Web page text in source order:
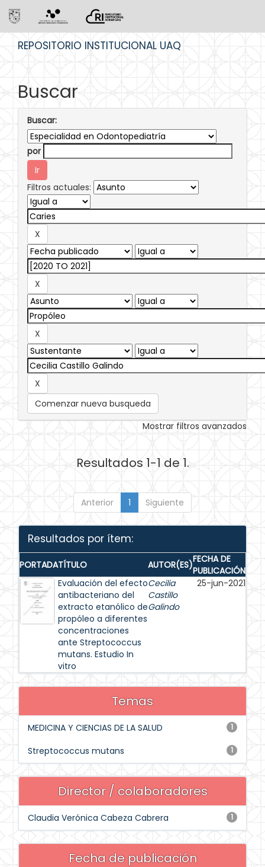
REPOSITORIO INSTITUCIONAL UAQ
Buscar
Buscar:
por
Filtros actuales:
Comenzar nueva busqueda
Mostrar filtros avanzados
Resultados 1-1 de 1.
Anterior 1 Siguiente
Resultados por ítem:
PORTADATÍTULO AUTOR(ES)FECHA DE
PUBLICACIÓN
Evaluación del efecto
antibacteriano del
extracto etanólico de
propóleo a diferentes
concentraciones
ante Streptococcus
mutans. Estudio In
vitro
Cecilia
Castillo
Galindo
25-jun-2021
Temas
1
MEDICINA Y CIENCIAS DE LA SALUD
1
Streptococcus mutans
Director / colaboradores
1
Claudia Verónica Cabeza Cabrera
Fecha de publicación